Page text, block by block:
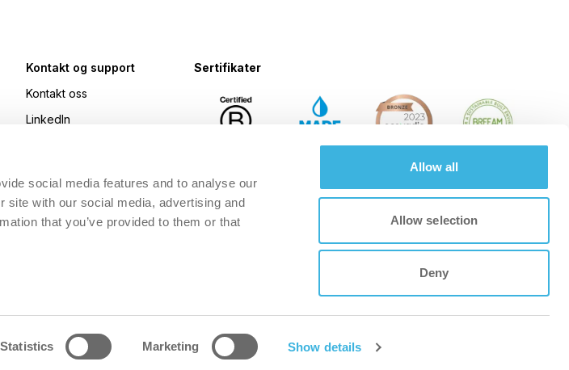
social media features and to analyse our
site with our social media, advertising and
that you’ve provided to them or that
Statistics Marketing Show details
Allow all
Allow selection
Deny
Kontakt og support
Kontakt oss
LinkedIn
Facebook
Sertifikater